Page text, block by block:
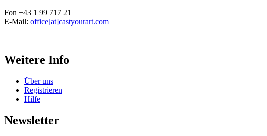
Fon +43 1 99 717 21
E-Mail: office[at]castyourart.com
Weitere Info
Über uns
Registrieren
Hilfe
Newsletter